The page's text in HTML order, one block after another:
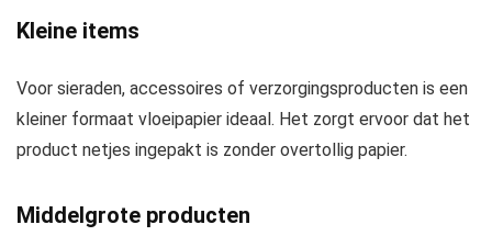
Kleine items
Voor sieraden, accessoires of verzorgingsproducten is een
kleiner formaat vloeipapier ideaal. Het zorgt ervoor dat het
product netjes ingepakt is zonder overtollig papier.
Middelgrote producten